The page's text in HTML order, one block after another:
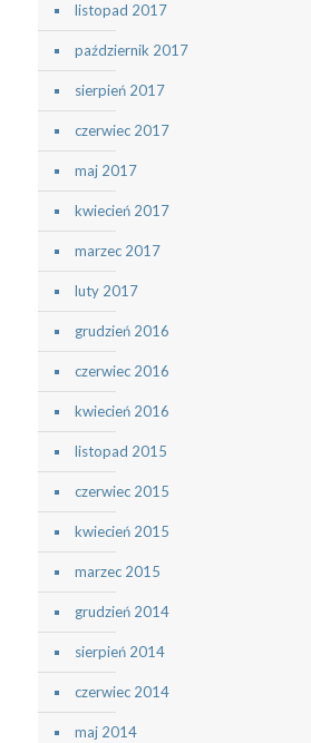
listopad 2017
październik 2017
sierpień 2017
czerwiec 2017
maj 2017
kwiecień 2017
marzec 2017
luty 2017
grudzień 2016
czerwiec 2016
kwiecień 2016
listopad 2015
czerwiec 2015
kwiecień 2015
marzec 2015
grudzień 2014
sierpień 2014
czerwiec 2014
maj 2014